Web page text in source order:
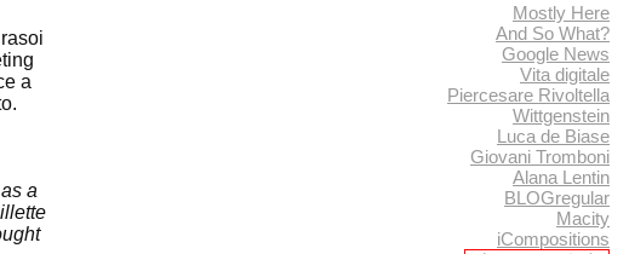
a
a
Mostly Here
And So What?
Google News
Vita digitale
Piercesare Rivoltella
Wittgenstein
Luca de Biase
Giovani Tromboni
Alana Lentin
BLOGregular
Macity
iCompositions